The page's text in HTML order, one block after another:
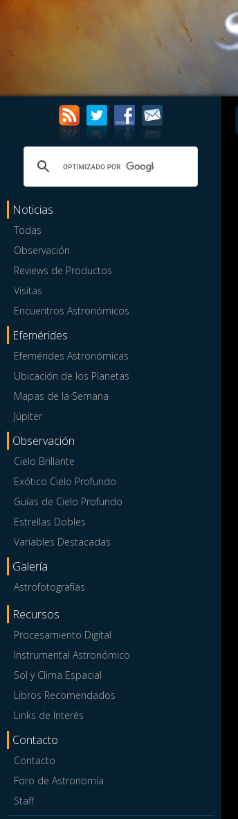
Noticias
Todas
Observación
Reviews de Productos
Visitas
Encuentros Astronómicos
Efemérides
Efemérides Astronómicas
Ubicación de los Planetas
Mapas de la Semana
Júpiter
Observación
Cielo Brillante
Exótico Cielo Profundo
Guías de Cielo Profundo
Estrellas Dobles
Variables Destacadas
Galería
Astrofotografías
Recursos
Procesamiento Digital
Instrumental Astronómico
Sol y Clima Espacial
Libros Recomendados
Links de Interés
Contacto
Contacto
Foro de Astronomía
Staff